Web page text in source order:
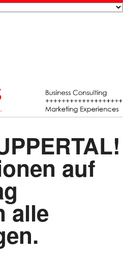
auf
alle